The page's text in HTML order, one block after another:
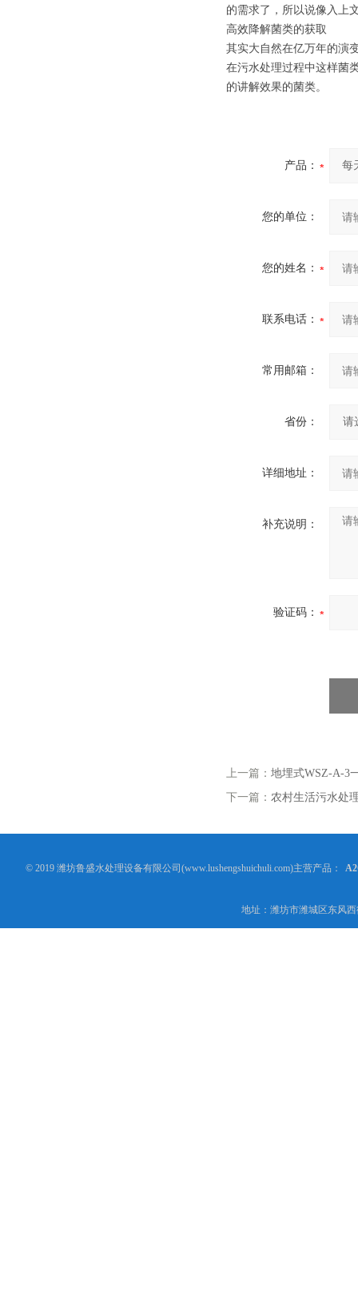
的需求了，所以说像入上
高效降解菌类的获取
其实大自然在亿万年的演
在污水处理过程中这样菌
的讲解效果的菌类。
产品：
您的单位：
您的姓名：
联系电话：
常用邮箱：
省份：
详细地址：
补充说明：
验证码：
上一篇： 地埋式WSZ-A-3
下一篇： 农村生活污水处
© 2019 潍坊鲁盛水处理设备有限公司(www.lushengshuichuli.com)主营产品：
地址：潍坊市潍城区东风